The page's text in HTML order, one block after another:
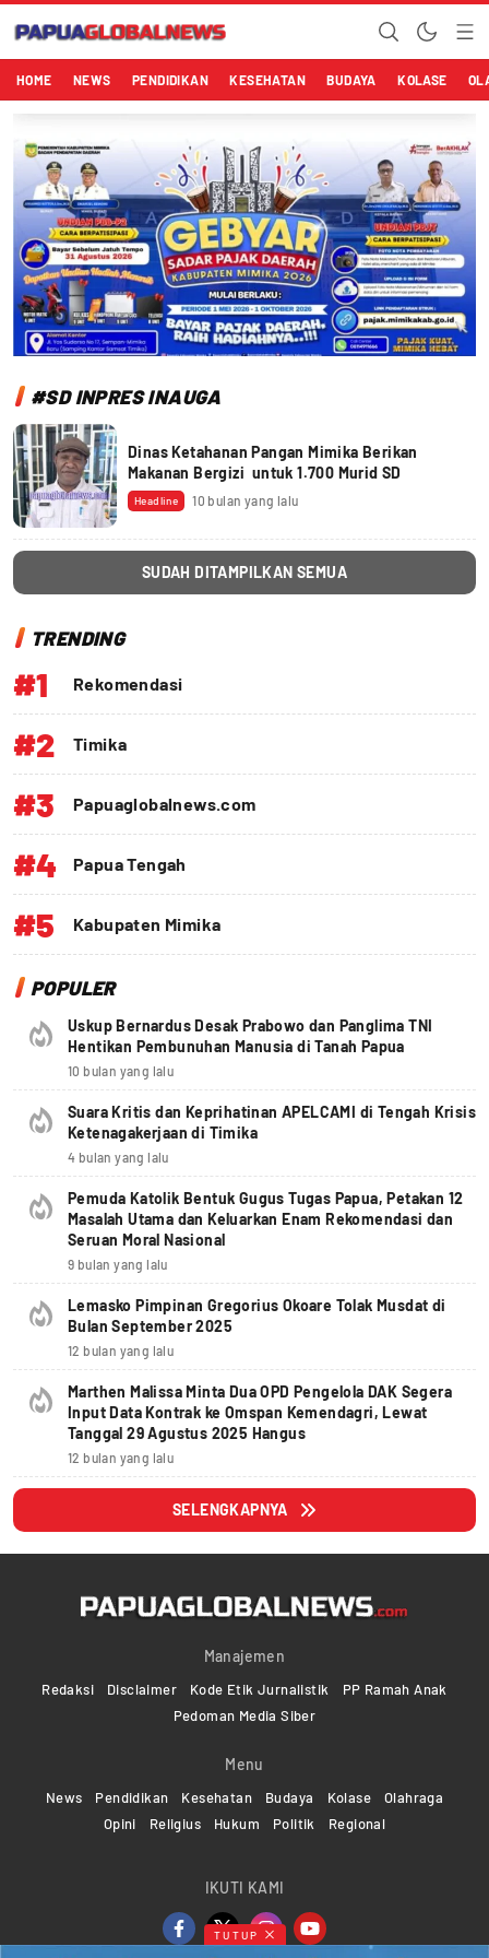
Papuaglobalnews.com
Menulis Fakta dengan Hati Bening
HOME NEWS PENDIDIKAN KESEHATAN BUDAYA KOLASE
#SD INPRES INAUGA
Dinas Ketahanan Pangan Mimika Berikan
Makanan Bergizi untuk 1.700 Murid SD
Headline 10 bulan yang lalu
SUDAH DITAMPILKAN SEMUA
TRENDING
#1 Rekomendasi
#2 Timika
#3 Papuaglobalnews.com
#4 Papua Tengah
#5 Kabupaten Mimika
POPULER
Uskup Bernardus Desak Prabowo dan Panglima TNI
Hentikan Pembunuhan Manusia di Tanah Papua
10 bulan yang lalu
Suara Kritis dan Keprihatinan APELCAMI di Tengah Krisis
Ketenagakerjaan di Timika
4 bulan yang lalu
Pemuda Katolik Bentuk Gugus Tugas Papua, Petakan 12
Masalah Utama dan Keluarkan Enam Rekomendasi dan
Seruan Moral Nasional
9 bulan yang lalu
Lemasko Pimpinan Gregorius Okoare Tolak Musdat di
Bulan September 2025
12 bulan yang lalu
Marthen Malissa Minta Dua OPD Pengelola DAK Segera
Input Data Kontrak ke Omspan Kemendagri, Lewat
Tanggal 29 Agustus 2025 Hangus
12 bulan yang lalu
SELENGKAPNYA
Manajemen
Redaksi Disclaimer Kode Etik Jurnalistik
PP Ramah Anak
Pedoman Media Siber
Menu
News Pendidikan Kesehatan Budaya Kolase
Olahraga
Opini
Religius Hukum Politik Regional
IKUTI KAMI
TUTUP